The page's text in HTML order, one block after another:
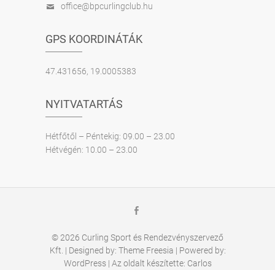
office@bpcurlingclub.hu
GPS KOORDINÁTÁK
47.431656, 19.0005383
NYITVATARTÁS
Hétfőtől – Péntekig: 09.00 – 23.00
Hétvégén: 10.00 – 23.00
© 2026 Curling Sport és Rendezvényszervező
Kft. | Designed by: Theme Freesia | Powered by:
WordPress| Az oldalt készítette: Carlos